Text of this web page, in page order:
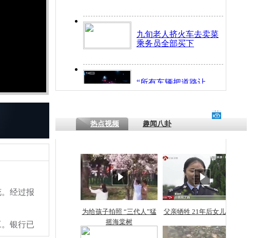
九旬老人挤火车去卖菜
乘务员全部买下
“所有车辆把道路让
开！”儿童突发疾病交
探访传承四千年传统习
俗：近万民众为娥皇女
英省亲送行
经过报
银行已
热点视频 趣闻八卦
为给孩子拍照 “三代人”猛
摇海棠树
父亲牺牲 21年后女儿从警